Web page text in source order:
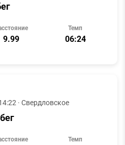
9.99
Темп
06:24
· Свердловское
Темп